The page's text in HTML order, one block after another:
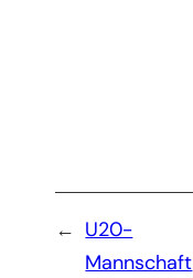
← U20-
Mannschaft